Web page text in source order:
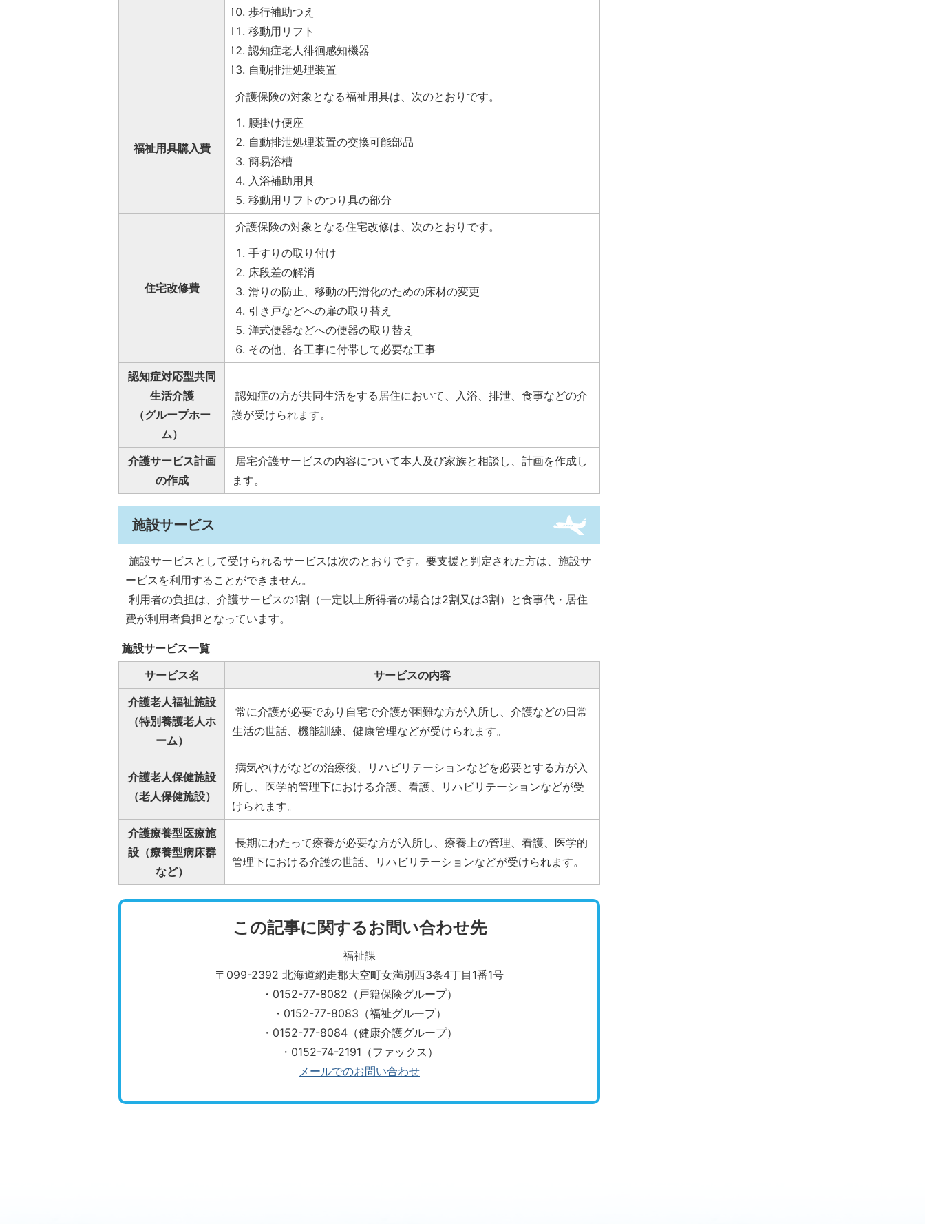
歩行補助つえ
移動用リフト
認知症老人徘徊感知機器
自動排泄処理装置
福祉用具購入費
介護保険の対象となる福祉用具は、次のとおりです。
腰掛け便座
自動排泄処理装置の交換可能部品
簡易浴槽
入浴補助用具
移動用リフトのつり具の部分
住宅改修費
介護保険の対象となる住宅改修は、次のとおりです。
手すりの取り付け
床段差の解消
滑りの防止、移動の円滑化のための床材の変更
引き戸などへの扉の取り替え
洋式便器などへの便器の取り替え
その他、各工事に付帯して必要な工事
認知症対応型共同
生活介護
（グループホー
ム）
認知症の方が共同生活をする居住において、入浴、排泄、食事などの介
護が受けられます。
介護サービス計画
の作成
居宅介護サービスの内容について本人及び家族と相談し、計画を作成し
ます。
施設サービス
施設サービスとして受けられるサービスは次のとおりです。要支援と判定された方は、施設サ
ービスを利用することができません。
利用者の負担は、介護サービスの1割（一定以上所得者の場合は2割又は3割）と食事代・居住
費が利用者負担となっています。
施設サービス一覧
サービス名
サービスの内容
介護老人福祉施設
（特別養護老人ホ
ーム）
常に介護が必要であり自宅で介護が困難な方が入所し、介護などの日常
生活の世話、機能訓練、健康管理などが受けられます。
介護老人保健施設
（老人保健施設）
病気やけがなどの治療後、リハビリテーションなどを必要とする方が入
所し、医学的管理下における介護、看護、リハビリテーションなどが受
けられます。
介護療養型医療施
設（療養型病床群
など）
長期にわたって療養が必要な方が入所し、療養上の管理、看護、医学的
管理下における介護の世話、リハビリテーションなどが受けられます。
この記事に関するお問い合わせ先
福祉課
〒099-2392 北海道網走郡大空町女満別西3条4丁目1番1号
・0152-77-8082（戸籍保険グループ）
・0152-77-8083（福祉グループ）
​​​​​​​・0152-77-8084（健康介護グループ）
・0152-74-2191（ファックス）
メールでのお問い合わせ